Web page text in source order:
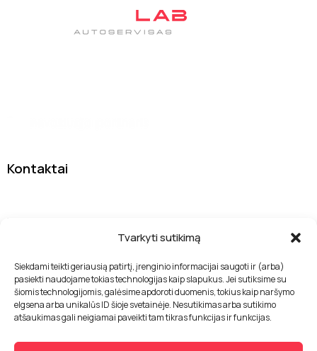
Tvarkyti sutikimą
Siekdami teikti geriausią patirtį, įrenginio informacijai saugoti ir (arba)
pasiekti naudojame tokias technologijas kaip slapukus. Jei sutiksime su
šiomis technologijomis, galėsime apdoroti duomenis, tokius kaip naršymo
elgsena arba unikalūs ID šioje svetainėje. Nesutikimas arba sutikimo
atšaukimas gali neigiamai paveikti tam tikras funkcijas ir funkcijas.
Kontaktai
Nuorodos
Paslaugos